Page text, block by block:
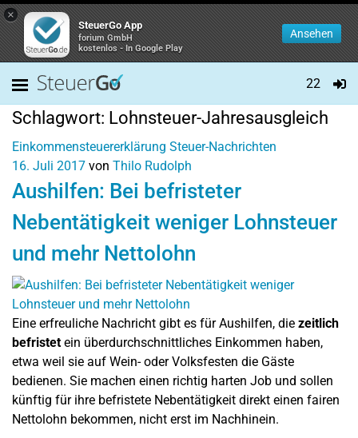
×
SteuerGo App
forium GmbH
kostenlos - In Google Play
Ansehen
22
Schlagwort: Lohnsteuer-Jahresausgleich
Einkommensteuererklärung Steuer-Nachrichten
16. Juli 2017 von Thilo Rudolph
Aushilfen: Bei befristeter
Nebentätigkeit weniger Lohnsteuer
und mehr Nettolohn
Eine erfreuliche Nachricht gibt es für Aushilfen, die zeitlich
befristetein überdurchschnittliches Einkommen haben,
etwa weil sie auf Wein- oder Volksfesten die Gäste
bedienen. Sie machen einen richtig harten Job und sollen
künftig für ihre befristete Nebentätigkeit direkt einen fairen
Nettolohn bekommen, nicht erst im Nachhinein.